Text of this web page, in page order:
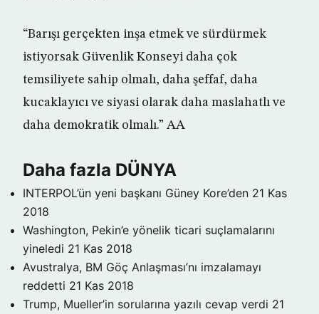
“Barışı gerçekten inşa etmek ve sürdürmek
istiyorsak Güvenlik Konseyi daha çok
temsiliyete sahip olmalı, daha şeffaf, daha
kucaklayıcı ve siyasi olarak daha maslahatlı ve
daha demokratik olmalı.” AA
Daha fazla DÜNYA
INTERPOL’ün yeni başkanı Güney Kore’den 21 Kas
2018
Washington, Pekin’e yönelik ticari suçlamalarını
yineledi 21 Kas 2018
Avustralya, BM Göç Anlaşması’nı imzalamayı
reddetti 21 Kas 2018
Trump, Mueller’in sorularına yazılı cevap verdi 21